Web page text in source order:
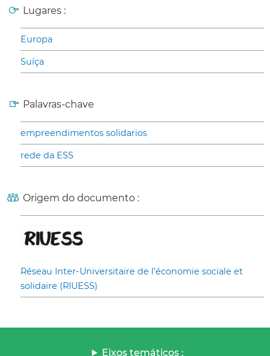
Lugares :
Europa
Suíça
Palavras-chave
empreendimentos solidarios
rede da ESS
Origem do documento :
Réseau Inter-Universitaire de l’économie sociale et
solidaire (RIUESS)
Eixos temáticos :